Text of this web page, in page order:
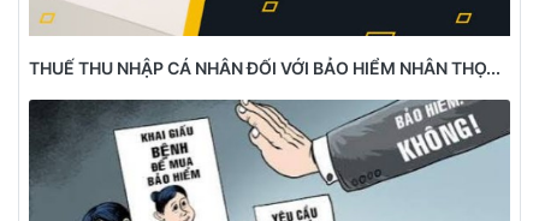
THUẾ THU NHẬP CÁ NHÂN ĐỐI VỚI BẢO HIỂM NHÂN THỌ...